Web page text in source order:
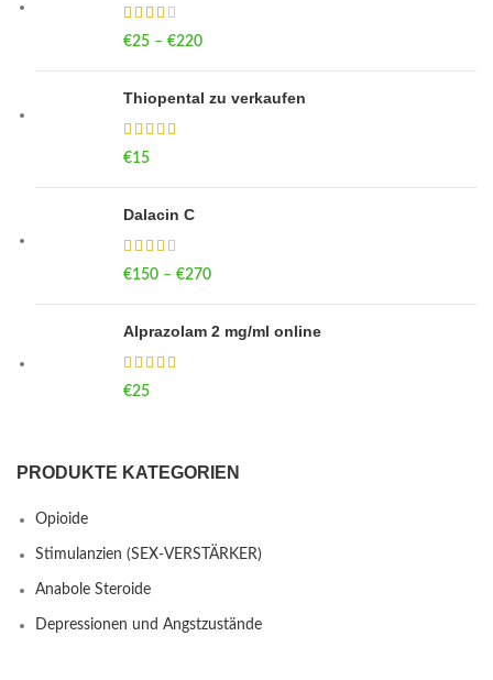
€25 – €220
Thiopental zu verkaufen
€15
Dalacin C
€150 – €270
Alprazolam 2 mg/ml online
€25
PRODUKTE KATEGORIEN
Opioide
Stimulanzien (SEX-VERSTÄRKER)
Anabole Steroide
Depressionen und Angstzustände